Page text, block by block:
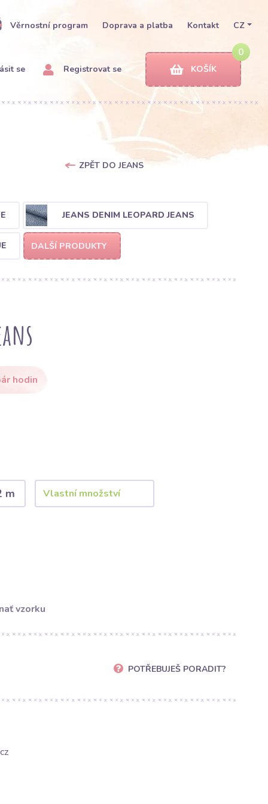
Věrnostní program Doprava a platba Kontakt CZ
se Registrovat se
0
KOŠÍK
ZPĚT DO JEANS
JEANS DENIM LEOPARD JEANS
DALŠÍ PRODUKTY
hodin
m
vzorku
POTŘEBUJEŠ PORADIT?